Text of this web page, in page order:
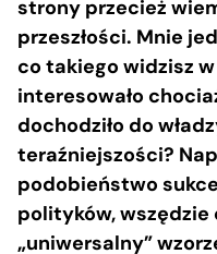
strony przecież
przeszłości. Mnie
co takiego widzisz
interesowało
dochodziło do
teraźniejszości?
podobieństwo
polityków, wszędzie
„uniwersalny”